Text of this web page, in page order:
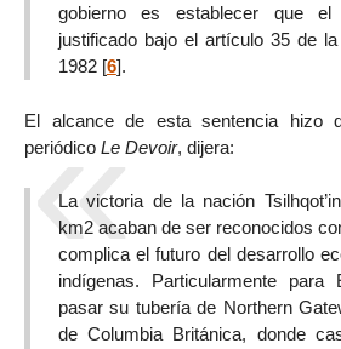
gobierno es establecer que
justificado bajo el artículo 35 de
1982[6].
El alcance de esta sentencia hizo
periódico Le Devoir, dijera:
La victoria de la nación
km2 acaban de ser reconocidos
complica el futuro del desarrollo
indígenas. Particularmente para
pasar su tubería de Northern
de Columbia Británica, donde